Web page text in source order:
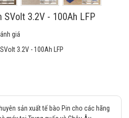
SVolt 3.2V - 100Ah LFP
giá
3.2V - 100Ah LFP
sản xuất tế bào Pin cho các hãng